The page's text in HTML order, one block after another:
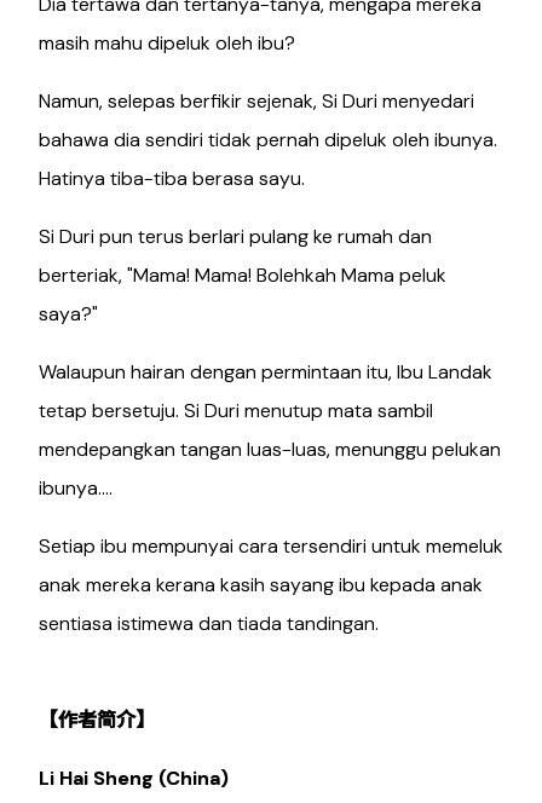
masih mahu dipeluk oleh ibu?
Namun, selepas berfikir sejenak, Si Duri menyedari
bahawa dia sendiri tidak pernah dipeluk oleh ibunya.
Hatinya tiba-tiba berasa sayu.
Si Duri pun terus berlari pulang ke rumah dan
berteriak, "Mama! Mama! Bolehkah Mama peluk
saya?"
Walaupun hairan dengan permintaan itu, Ibu Landak
tetap bersetuju. Si Duri menutup mata sambil
mendepangkan tangan luas-luas, menunggu pelukan
ibunya....
Setiap ibu mempunyai cara tersendiri untuk memeluk
anak mereka kerana kasih sayang ibu kepada anak
sentiasa istimewa dan tiada tandingan.
【作者简介】
Li Hai Sheng (China)